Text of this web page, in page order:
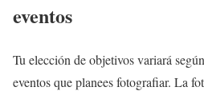
eventos
Tu elección de objetivos variará
eventos que planees fotografiar. La